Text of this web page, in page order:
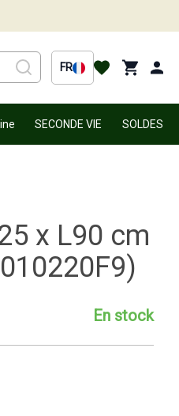
FR
SECONDE VIE SOLDES
x L90 cm
En stock